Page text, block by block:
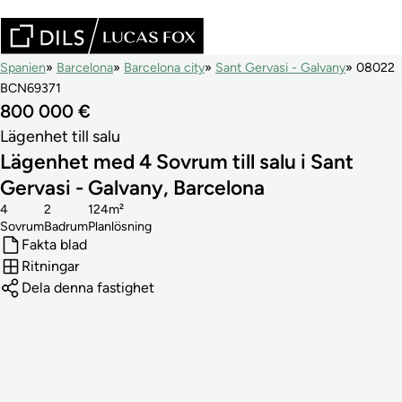
Spanien Barcelona Barcelona city Sant Gervasi - Galvany
08022
BCN69371
800 000 €
Lägenhet till salu
Lägenhet med 4 Sovrum till salu i Sant
Gervasi - Galvany, Barcelona
Sovrum
4
Badrum
2
Planlösning
124m²
Fakta blad
Ritningar
Dela denna fastighet